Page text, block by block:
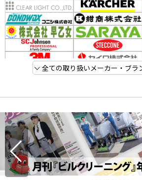
全ての取り扱いメーカー・ブラ